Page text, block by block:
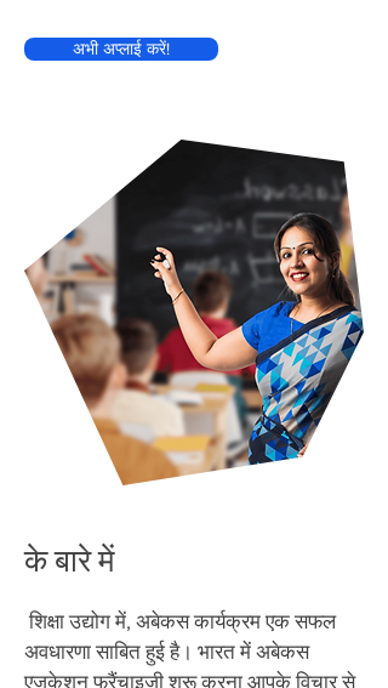
अभी अप्लाई करें!
के बारे में
​शिक्षा उद्योग में, अबेकस कार्यक्रम एक सफल
अवधारणा साबित हुई है। भारत में अबेकस
एजुकेशन फ्रैंचाइज़ी शुरू करना आपके विचार से